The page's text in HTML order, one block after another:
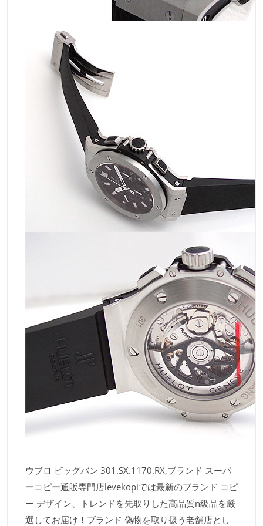
ウブロ ビッグバン 301.SX.1170.RX,ブランド スーパ
ーコピー通販専門店levekopiでは最新のブランド コピ
ー デザイン、トレンドを先取りした高品質n級品を厳
選してお届け！ブランド 偽物を取り扱う老舗店とし